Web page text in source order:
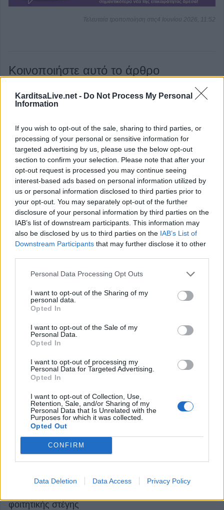
KarditsaLive.net - Do Not Process My Personal
Information
If you wish to opt-out of the sale, sharing to third parties, or
processing of your personal or sensitive information for
targeted advertising by us, please use the below opt-out
section to confirm your selection. Please note that after your
opt-out request is processed you may continue seeing
interest-based ads based on personal information utilized by
us or personal information disclosed to third parties prior to
your opt-out. You may separately opt-out of the further
disclosure of your personal information by third parties on the
IAB’s list of downstream participants. This information may
also be disclosed by us to third parties on the IAB’s List of
Downstream Participants that may further disclose it to other
Personal Data Processing Opt Outs
I want to opt-out of the Sharing of my
personal data.
Opted In
I want to opt-out of the Sale of my
Personal Data.
Opted In
I want to opt-out of processing my
Personal Data for Targeted Advertising.
Opted In
I want to opt-out of Collection, Use,
Retention, Sale, and/or Sharing of my
Personal Data that Is Unrelated with the
Purposes for which it was collected.
Opted Out
CONFIRM
Data Deletion Data Access Privacy Policy
Τελευταία τροποποίηση στις4 Ιουνίου 2026, 11:52
Κοινοποιήστε αυτό το άρθρο
ΔΙΑΒΆΣΤΕ ΕΠΊΣΗΣ:
Υπεγράφη η απόφαση με την οριστικοποίηση
λειτουργίας των τμημάτων ΕΠΑΛ & ολιγομελών στη
Θεσσαλία για την σχολική χρονιά 2026-27
4 Αυγούστου 2026, 17:31
Υπ. Παιδείας: 5-10 Αυγούστου οι αιτήσεις
εκπαιδευτικών για μόνιμο διορισμό στην
4 Αυγούστου 2026, 16:23
φοιτητικής στέγης